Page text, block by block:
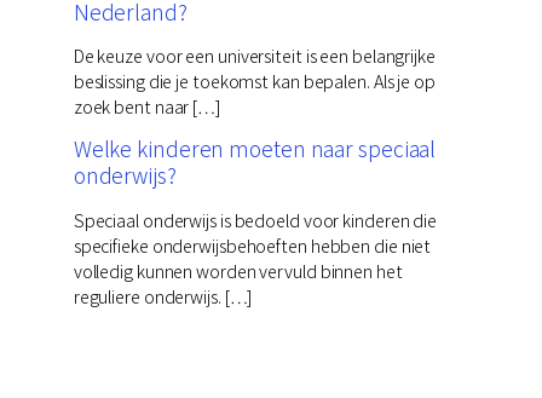
Nederland?
De keuze voor een universiteit is een belangrijke
beslissing die je toekomst kan bepalen. Als je op
zoek bent naar […]
Welke kinderen moeten naar speciaal
onderwijs?
Speciaal onderwijs is bedoeld voor kinderen die
specifieke onderwijsbehoeften hebben die niet
volledig kunnen worden vervuld binnen het
reguliere onderwijs. […]